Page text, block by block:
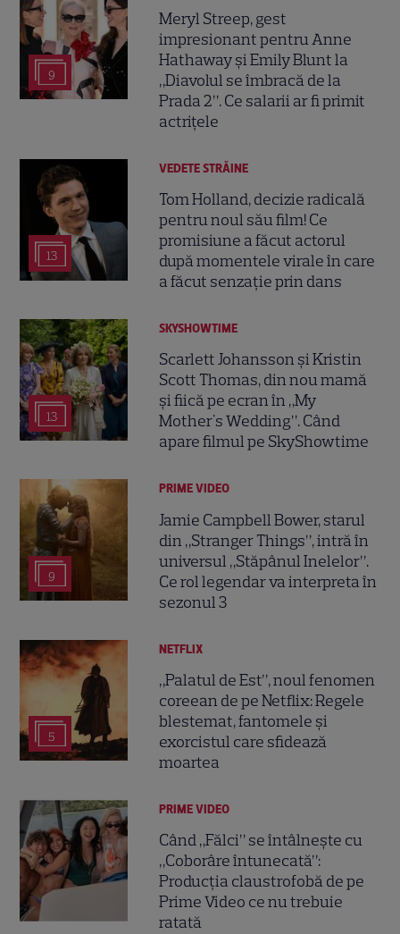
9
Meryl Streep, gest
impresionant pentru Anne
Hathaway și Emily Blunt la
„Diavolul se îmbracă de la
Prada 2”. Ce salarii ar fi primit
actrițele
13
VEDETE STRĂINE
Tom Holland, decizie radicală
pentru noul său film! Ce
promisiune a făcut actorul
după momentele virale în care
a făcut senzație prin dans
13
SKYSHOWTIME
Scarlett Johansson și Kristin
Scott Thomas, din nou mamă
și fiică pe ecran în „My
Mother's Wedding”. Când
apare filmul pe SkyShowtime
9
PRIME VIDEO
Jamie Campbell Bower, starul
din „Stranger Things”, intră în
universul „Stăpânul Inelelor”.
Ce rol legendar va interpreta în
sezonul 3
5
NETFLIX
„Palatul de Est”, noul fenomen
coreean de pe Netflix: Regele
blestemat, fantomele și
exorcistul care sfidează
moartea
PRIME VIDEO
Când „Fălci” se întâlnește cu
„Coborâre întunecată”:
Producția claustrofobă de pe
Prime Video ce nu trebuie
ratată